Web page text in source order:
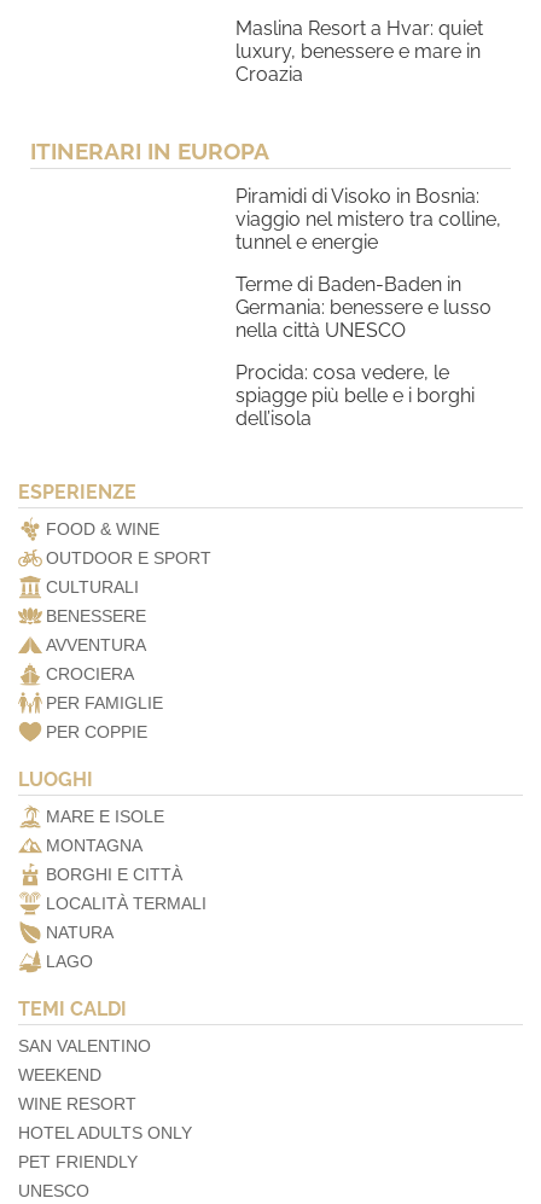
Maslina Resort a Hvar: quiet
luxury, benessere e mare in
Croazia
ITINERARI IN EUROPA
Piramidi di Visoko in Bosnia:
viaggio nel mistero tra colline,
tunnel e energie
Terme di Baden-Baden in
Germania: benessere e lusso
nella città UNESCO
Procida: cosa vedere, le
spiagge più belle e i borghi
dell’isola
ESPERIENZE
FOOD & WINE
OUTDOOR E SPORT
CULTURALI
BENESSERE
AVVENTURA
CROCIERA
PER FAMIGLIE
PER COPPIE
LUOGHI
MARE E ISOLE
MONTAGNA
BORGHI E CITTÀ
LOCALITÀ TERMALI
NATURA
LAGO
TEMI CALDI
SAN VALENTINO
WEEKEND
WINE RESORT
HOTEL ADULTS ONLY
PET FRIENDLY
UNESCO